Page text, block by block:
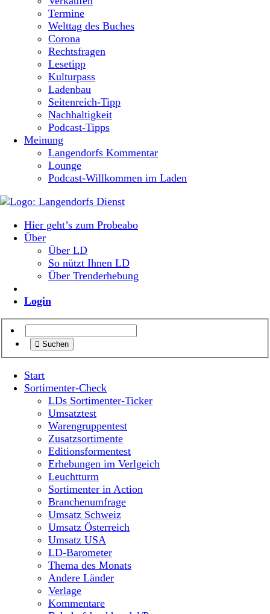
Termine
Welttag des Buches
Corona
Rechtsfragen
Lesetipp
Kulturpass
Ladenbau
Seitenreich-Tipp
Nachhaltigkeit
Podcast-Tipps
Meinung
Langendorfs Kommentar
Lounge
Podcast-Willkommen im Laden
Hier geht’s zum Probeabo
Über
Über LD
So nützt Ihnen LD
Über Trenderhebung
Login
Suchen
Start
Sortimenter-Check
LDs Sortimenter-Ticker
Umsatztest
Warengruppentest
Zusatzsortimente
Editionsformentest
Erhebungen im Verlgeich
Leuchtturm
Sortimenter in Action
Branchenumfrage
Umsatz Schweiz
Umsatz Österreich
Umsatz USA
LD-Barometer
Thema des Monats
Andere Länder
Verlage
Kommentare